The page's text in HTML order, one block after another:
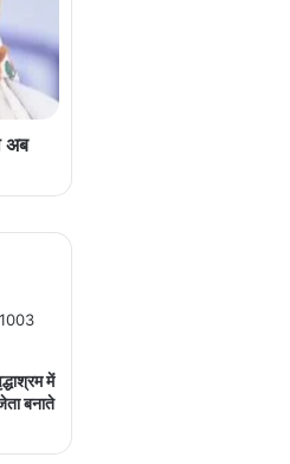
अब
में
बनाते